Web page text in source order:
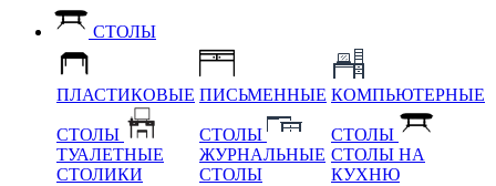
СТОЛЫ
ПЛАСТИКОВЫЕ
СТОЛЫ
ТУАЛЕТНЫЕ
СТОЛИКИ
ПИСЬМЕННЫЕ
СТОЛЫ
ЖУРНАЛЬНЫЕ
СТОЛЫ
КОМПЬЮТЕРНЫЕ
СТОЛЫ
СТОЛЫ НА
КУХНЮ